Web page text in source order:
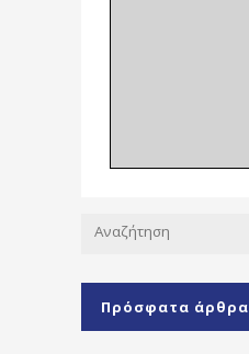
Πρόσφατα άρθρα